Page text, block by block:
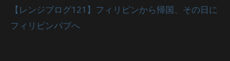
【レンジブログ121】フィリピンから帰国、その日に
フィリピンパブへ